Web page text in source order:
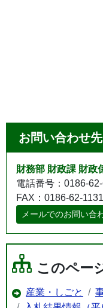
お問い合わせ先
財務部 財政課 財政
電話番号：0186-
FAX：0186-62-1131
メールでのお問い合
このペー
産業・しごと